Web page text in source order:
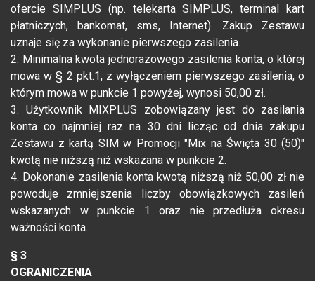
ofercie SIMPLUS (np. telekarta SIMPLUS, terminal kart
płatniczych, bankomat, sms, Internet). Zakup Zestawu
uznaje się za wykonanie pierwszego zasilenia.
2. Minimalna kwota jednorazowego zasilenia konta, o której
mowa w § 2 pkt.1, z wyłączeniem pierwszego zasilenia, o
którym mowa w punkcie 1 powyżej, wynosi 50,00 zł.
3. Użytkownik MIXPLUS zobowiązany jest do zasilania
konta co najmniej raz na 30 dni licząc od dnia zakupu
Zestawu z kartą SIM w Promocji "Mix na Święta 30 (50)"
kwotą nie niższą niż wskazana w punkcie 2.
4. Dokonanie zasilenia konta kwotą niższą niż 50,00 zł nie
powoduje zmniejszenia liczby obowiązkowych zasileń
wskazanych w punkcie 1 oraz nie przedłuża okresu
ważności konta.
§ 3
OGRANICZENIA